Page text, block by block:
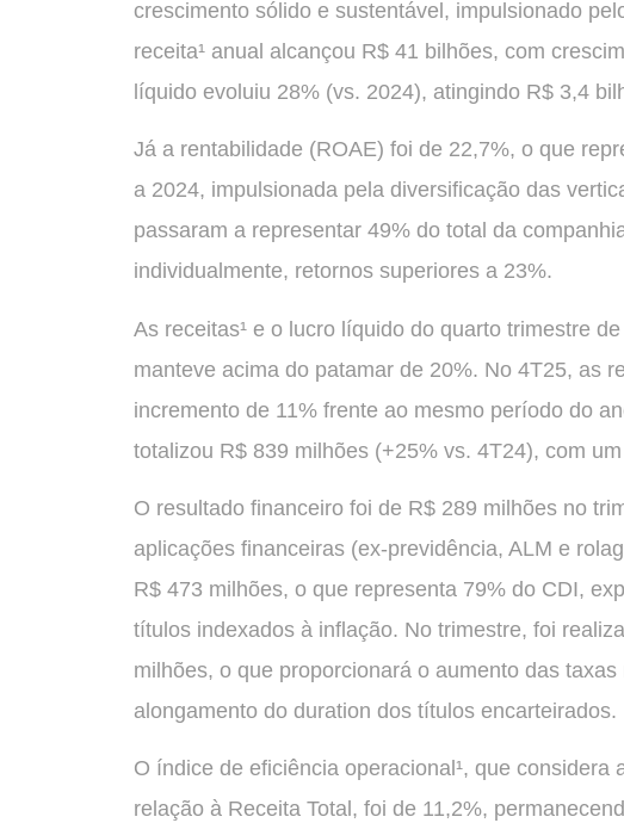
crescimento sólido e sustentável, impulsionado
receita¹ anual alcançou R$ 41 bilhões, com
líquido evoluiu 28% (vs. 2024), atingindo R$ 3,4
Já a rentabilidade (ROAE) foi de 22,7%, o que
a 2024, impulsionada pela diversificação das
passaram a representar 49% do total da
individualmente, retornos superiores a 23%.
As receitas¹ e o lucro líquido do quarto trimestre
manteve acima do patamar de 20%. No 4T25, as
incremento de 11% frente ao mesmo período do
totalizou R$ 839 milhões (+25% vs. 4T24), com
O resultado financeiro foi de R$ 289 milhões no
aplicações financeiras (ex-previdência, ALM e
R$ 473 milhões, o que representa 79% do CDI,
títulos indexados à inflação. No trimestre, foi
milhões, o que proporcionará o aumento das
alongamento do duration dos títulos encarteirados.
O índice de eficiência operacional¹, que
relação à Receita Total, foi de 11,2%,